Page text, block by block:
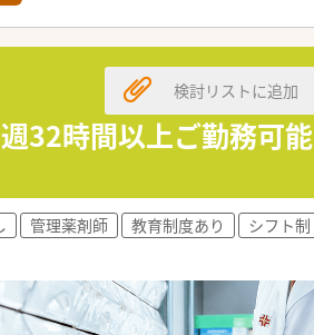
しく飾り付けております。
32時間以上ご勤務可能
検討リストに追加
管理薬剤師 教育制度あり
シフト制